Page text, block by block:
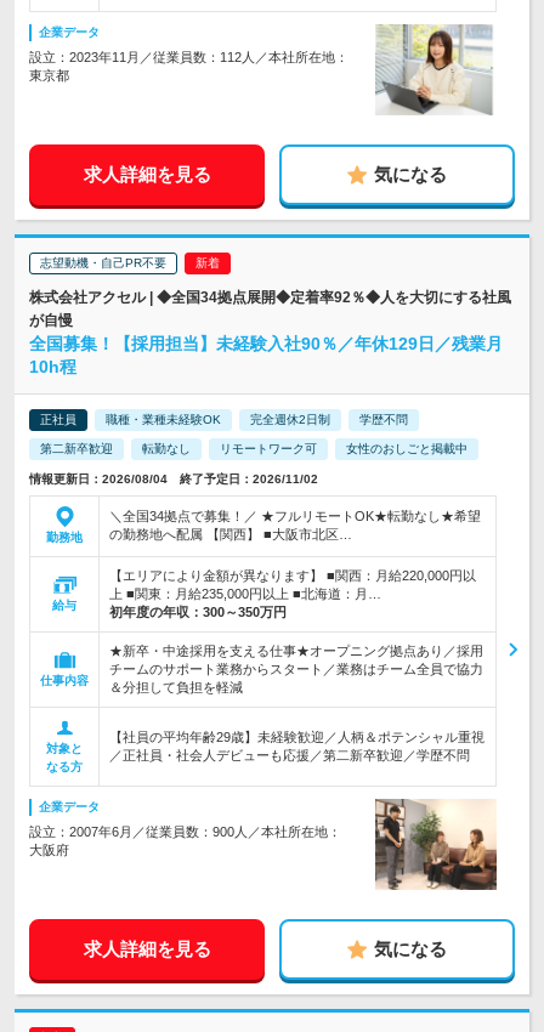
企業データ
設立：2023年11月／従業員数：112人／本社所在地：
東京都
求人詳細を見る 気になる
志望動機・自己PR不要
株式会社アクセル | ◆全国34拠点展開◆定着率92％◆人を大切にする社風
が自慢
全国募集！【採用担当】未経験入社90％／年休129日／残業月
10h程
正社員 職種・業種未経験OK 完全週休2日制 学歴不問
第二新卒歓迎 転勤なし リモートワーク可 女性のおしごと掲載中
情報更新日：2026/08/04 終了予定日：2026/11/02
勤務地
＼全国34拠点で募集！／ ★フルリモートOK★転勤なし★希望
の勤務地へ配属 【関西】 ■大阪市北区…
給与
【エリアにより金額が異なります】 ■関西：月給220,000円以
上 ■関東：月給235,000円以上 ■北海道：月…
初年度の年収： 300～350万円
仕事内容
★新卒・中途採用を支える仕事★オープニング拠点あり／採用
チームのサポート業務からスタート／業務はチーム全員で協力
＆分担して負担を軽減
対象と
なる方
【社員の平均年齢29歳】未経験歓迎／人柄＆ポテンシャル重視
／正社員・社会人デビューも応援／第二新卒歓迎／学歴不問
企業データ
設立：2007年6月／従業員数：900人／本社所在地：
大阪府
求人詳細を見る 気になる